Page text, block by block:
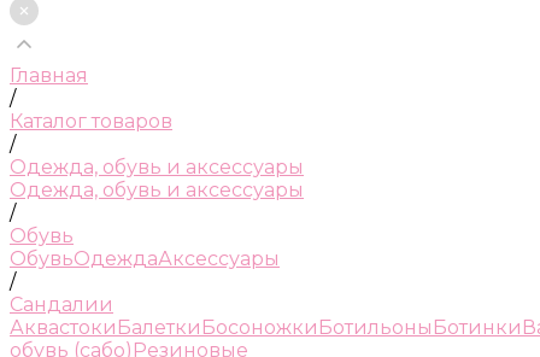
Главная
/
Каталог товаров
/
Одежда, обувь и аксессуары
Одежда, обувь и аксессуары
/
Обувь
ОбувьОдеждаАксессуары
/
Сандалии
Аквастоки Балетки Босоножки Ботильоны Ботинки
обувь (сабо) Резиновые